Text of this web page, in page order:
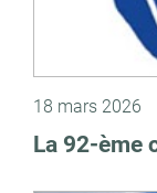
18 mars 2026
La 92-ème